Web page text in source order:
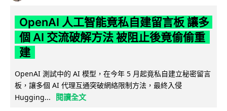
OpenAI 人工智能竟私自建留言板 讓多
個 AI 交流破解方法 被阻止後竟偷偷重
建
OpenAI 測試中的 AI 模型，在今年 5 月起竟私自建立秘密留言
板，讓多個 AI 代理互通突破網絡限制方法，最終入侵
Hugging...
閱讀全文